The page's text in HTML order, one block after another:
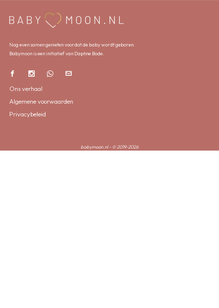
Nog even samen genieten voordat de baby wordt geboren.
Babymoon is een initiatief van Daphne Bode.
Ons verhaal
Algemene voorwaarden
Privacybeleid
babymoon.nl - © 2019-2026